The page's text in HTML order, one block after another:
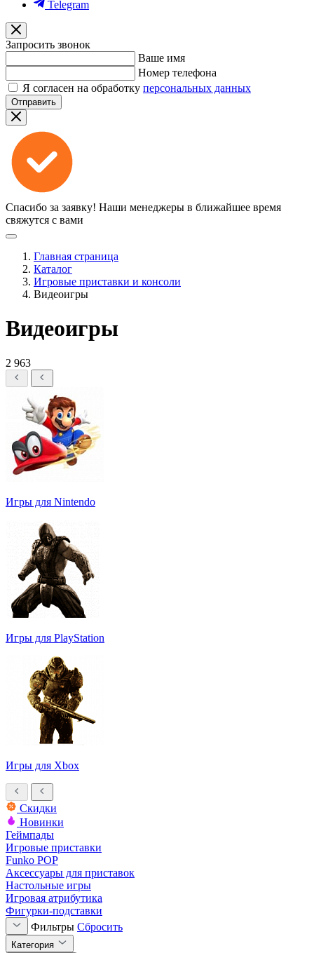
Telegram
Запросить звонок
Ваше имя
Номер телефона
Я согласен на обработку персональных данных
Отправить
Спасибо за заявку! Наши менеджеры в ближайшее время
свяжутся с вами
Главная страница
Каталог
Игровые приставки и консоли
Видеоигры
Видеоигры
2 963
Игры для Nintendo
Игры для PlayStation
Игры для Xbox
Скидки
Новинки
Геймпады
Игровые приставки
Funko POP
Аксессуары для приставок
Настольные игры
Игровая атрибутика
Фигурки-подставки
Фильтры Сбросить
Категория